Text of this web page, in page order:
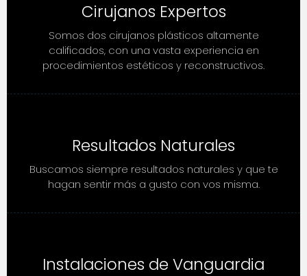
Cirujanos Expertos
Somos dos cirujanos plásticos altamente
calificados, con una vasta experiencia en
procedimientos estéticos y reconstructivos.
Resultados Naturales
Buscamos siempre resultados naturales y que te
hagan sentir más a gusto con vos misma.
Instalaciones de Vanguardia